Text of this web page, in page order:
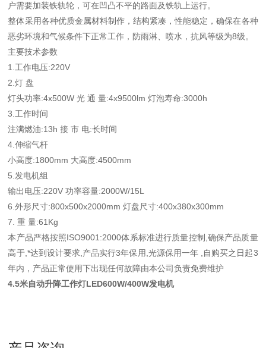
户需要加装铁轨轮，可在凹凸不平的路面及铁轨上运行。
整体采用各种优质金属材料制作，结构紧凑，性能稳定，确保在各种
恶劣环境和气候条件下正常工作，防雨淋、喷水，抗风等级为8级。
主要技术参数
1.工作电压:220V
2.灯 盘
灯头功率:4x500W 光 通 量:4x9500lm 灯泡寿命:3000h
3.工作时间
注满燃油:13h 接 市 电:长时间
4.伸缩气杆
小高度:1800mm 大高度:4500mm
5.发电机组
输出电压:220V 功率容量:2000W/15L
6.外形尺寸:800x500x2000mm 灯盘尺寸:400x380x300mm
7. 重 量:61Kg
本产品严格按照ISO9001:2000体系标准进行质量控制,确保产品质量
高于,*达到设计要求,产品实行3年保用,光源保用一年 ,自购买之日起3
年内，产品正常使用下出现任何故障由本公司负责免费维护
4.5米自动升降工作灯LED600W/400W发电机